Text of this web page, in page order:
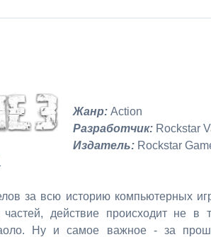
Жанр: Action
Разработчик: Rockstar
Издатель: Rockstar
за всю историю компьютерных
действие происходит не
Ну и самое важное - за